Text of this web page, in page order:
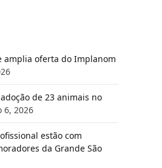
amplia oferta do Implanom
adoção de 23 animais no
6, 2026
estão com
da Grande São